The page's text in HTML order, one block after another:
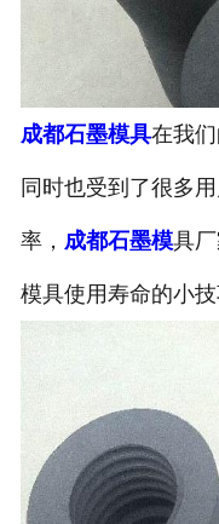
成都石墨模具在我
同时也受到了很多
率， 成都石墨模具
模具使用寿命的小